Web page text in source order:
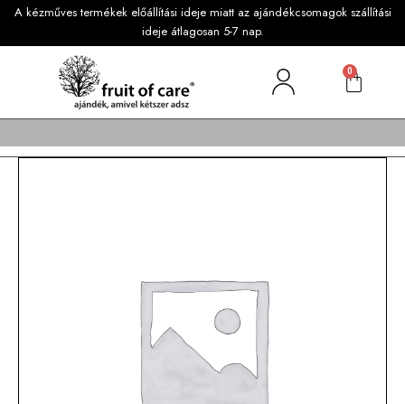
A kézműves termékek előállítási ideje miatt az ajándékcsomagok szállítási
ideje átlagosan 5-7 nap.
0